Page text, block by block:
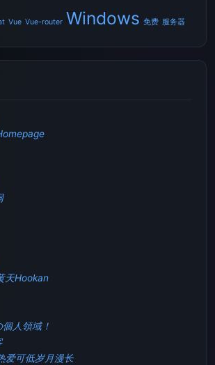
Vue Vue-router Windows 免费 服务器
天Hookan
人領域！
爱可低岁月漫长